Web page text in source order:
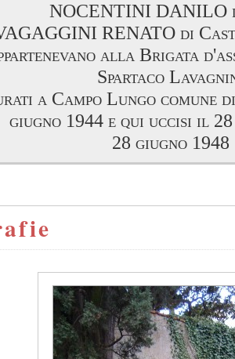
NOCENTINI DANILO
RENATO di
alla Brigata
Spartaco
a Campo Lungo comune
giugno 1944 e qui uccisi il
28 giugno 1948